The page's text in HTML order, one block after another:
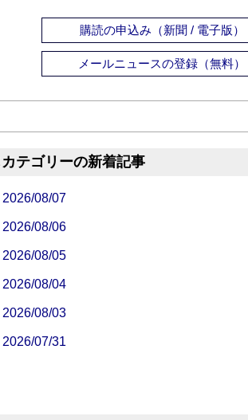
購読の申込み（新聞 / 電子版）
メールニュースの登録（無料）
テゴリーの新着記事
08/07
08/06
08/05
08/04
08/03
07/31